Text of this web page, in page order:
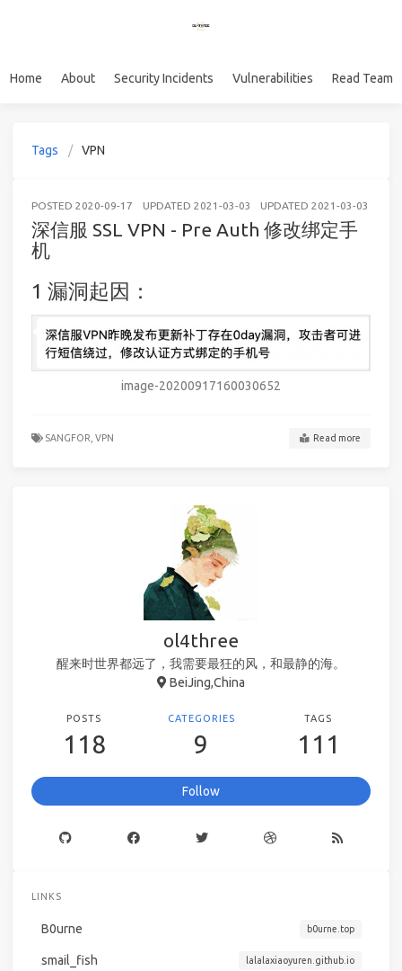
Home About Security Incidents Vulnerabilities Read Team
Tags VPN
POSTED 2020-09-17 UPDATED 2021-03-03 UPDATED 2021-03-03
深信服 SSL VPN - Pre Auth 修改绑定手
机
漏洞起因：
image-20200917160030652
SANGFOR, VPN Read more
ol4three
醒来时世界都远了，我需要最狂的风，和最静的海。
BeiJing,China
POSTS
118
CATEGORIES
9
TAGS
111
Follow
LINKS
B0urne b0urne.top
smail_fish lalalaxiaoyuren.github.io